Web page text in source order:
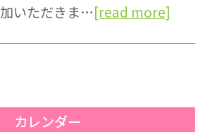
加いただきま…[read more]
カレンダー